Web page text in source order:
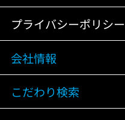
プライバシーポリシー
会社情報
こだわり検索